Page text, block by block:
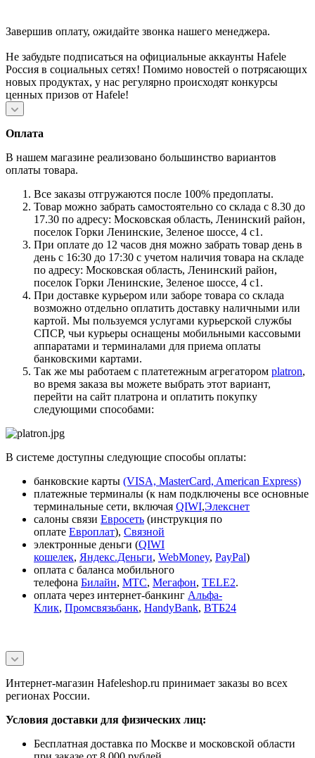
Завершив оплату, ожидайте звонка нашего менеджера.
Не забудьте подписаться на официальные аккаунты Hafele
Россия в социальных сетях! Помимо новостей о потрясающих
новых продуктах, у нас регулярно происходят конкурсы
ценных призов от Hafele!
Оплата
В нашем магазине реализовано большинство вариантов
оплаты товара.
Все заказы отгружаются после 100% предоплаты.
Товар можно забрать самостоятельно со склада с 8.30 до
17.30 по адресу: Московская область, Ленинский район,
поселок Горки Ленинские, Зеленое шоссе, 4 с1.
При оплате до 12 часов дня можно забрать товар день в
день с 16:30 до 17:30 с учетом наличия товара на складе
по адресу: Московская область, Ленинский район,
поселок Горки Ленинские, Зеленое шоссе, 4 с1.
При доставке курьером или заборе товара со склада
возможно отдельно оплатить доставку наличными или
картой. Мы пользуемся услугами курьерской службы
СПСР, чьи курьеры оснащены мобильными кассовыми
аппаратами и терминалами для приема оплаты
банковскими картами.
Так же мы работаем с платетежным агрегатором platron,
во время заказа вы можете выбрать этот вариант,
перейти на сайт платрона и оплатить покупку
следующими способами:
В системе доступны следующие способы оплаты:
банковские карты (VISA, MasterCard, American Express)
платежные терминалы (к нам подключены все основные
терминальные сети, включая QIWI,Элекснет
салоны связи Евросеть (инструкция по
оплате Европлат), Связной
электронные деньги (QIWI
кошелек, Яндекс.Деньги, WebMoney, PayPal)
оплата с баланса мобильного
телефона Билайн, МТС, Мегафон, TELE2.
оплата через интернет-банкинг Альфа-
Клик, Промсвязьбанк, HandyBank, ВТБ24
Интернет-магазин Hafeleshop.ru принимает заказы во всех
регионах России.
Условия доставки для физических лиц:
Бесплатная доставка по Москве и московской области